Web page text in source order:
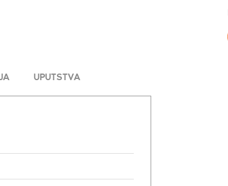
UPUTSTVA